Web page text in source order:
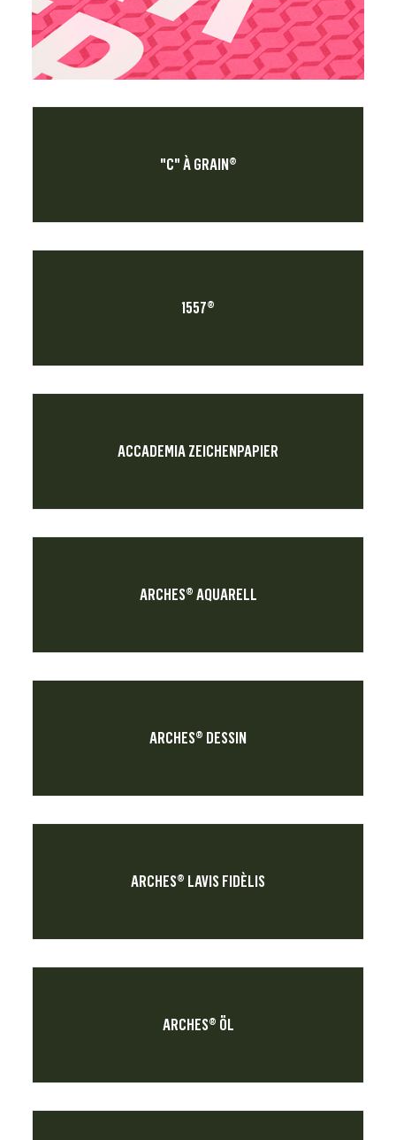
"C" À GRAIN®
1557®
ACCADEMIA ZEICHENPAPIER
ARCHES® AQUARELL
ARCHES® DESSIN
ARCHES® LAVIS FIDÈLIS
ARCHES® ÖL